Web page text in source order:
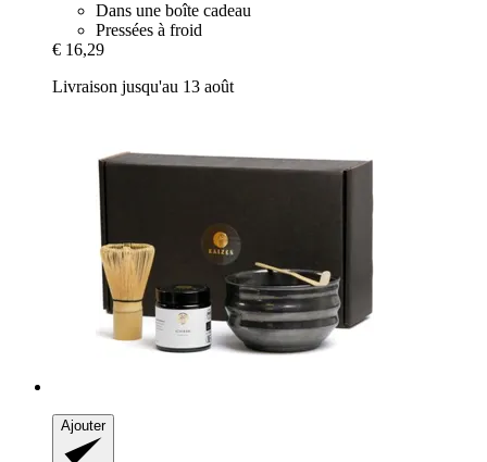
Dans une boîte cadeau
Pressées à froid
€ 16,29
Livraison jusqu'au 13 août
Ajouter